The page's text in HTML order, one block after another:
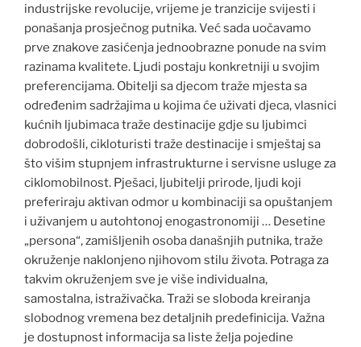
industrijske revolucije, vrijeme je tranzicije svijesti i
ponašanja prosječnog putnika. Već sada uočavamo
prve znakove zasićenja jednoobrazne ponude na svim
razinama kvalitete. Ljudi postaju konkretniji u svojim
preferencijama. Obitelji sa djecom traže mjesta sa
određenim sadržajima u kojima će uživati djeca, vlasnici
kućnih ljubimaca traže destinacije gdje su ljubimci
dobrodošli, cikloturisti traže destinacije i smještaj sa
što višim stupnjem infrastrukturne i servisne usluge za
ciklomobilnost. Pješaci, ljubitelji prirode, ljudi koji
preferiraju aktivan odmor u kombinaciji sa opuštanjem
i uživanjem u autohtonoj enogastronomiji … Desetine
„persona“, zamišljenih osoba današnjih putnika, traže
okruženje naklonjeno njihovom stilu života. Potraga za
takvim okruženjem sve je više individualna,
samostalna, istraživačka. Traži se sloboda kreiranja
slobodnog vremena bez detaljnih predefinicija. Važna
je dostupnost informacija sa liste želja pojedine